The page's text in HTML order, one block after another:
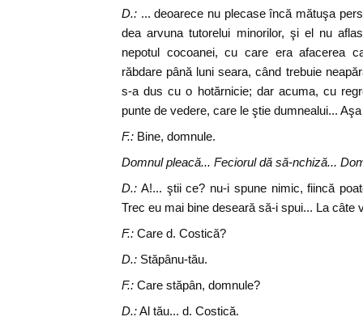
D.: ... deoarece nu plecase încă mătuşa
dea arvuna tutorelui minorilor, şi el nu
nepotul cocoanei, cu care era afacerea
răbdare până luni seara, când trebuie
s-a dus cu o hotărnicie; dar acuma, cu
punte de vedere, care le ştie dumnealui...
F.: Bine, domnule.
Domnul pleacă... Feciorul dă să-nchiză...
D.: A!... ştii ce? nu-i spune nimic, fiincă
Trec eu mai bine deseară să-i spui... La câte
F.: Care d. Costică?
D.: Stăpânu-tău.
F.: Care stăpân, domnule?
D.:Al tău... d. Costică.